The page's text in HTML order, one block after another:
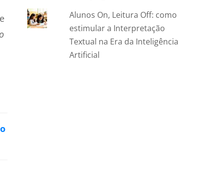
Alunos On, Leitura Off: como
estimular a Interpretação
Textual na Era da Inteligência
Artificial